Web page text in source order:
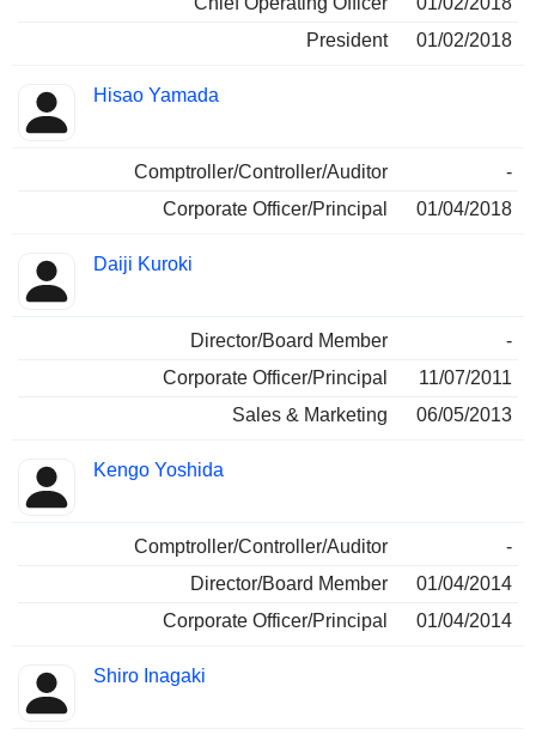
President
01/02/2018
Hisao Yamada
Comptroller/Controller/Auditor
-
Corporate Officer/Principal
01/04/2018
Daiji Kuroki
Director/Board Member
-
Corporate Officer/Principal
11/07/2011
Sales & Marketing
06/05/2013
Kengo Yoshida
Comptroller/Controller/Auditor
-
Director/Board Member
01/04/2014
Corporate Officer/Principal
01/04/2014
Shiro Inagaki